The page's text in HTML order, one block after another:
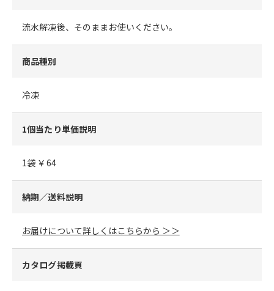
流水解凍後、そのままお使いください。
商品種別
冷凍
1個当たり単価説明
1袋 ￥64
納期／送料説明
お届けについて詳しくはこちらから ＞＞
カタログ掲載頁